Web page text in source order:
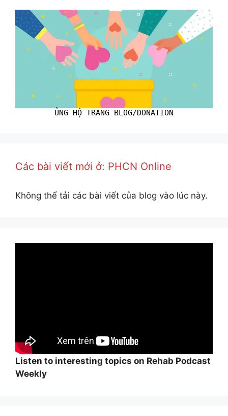
ỦNG HỘ TRANG BLOG/DONATION
Các bài viết mới ở: PHCN Online
Không thể tải các bài viết của blog vào lúc này.
Listen to interesting topics on Rehab Podcast
Weekly